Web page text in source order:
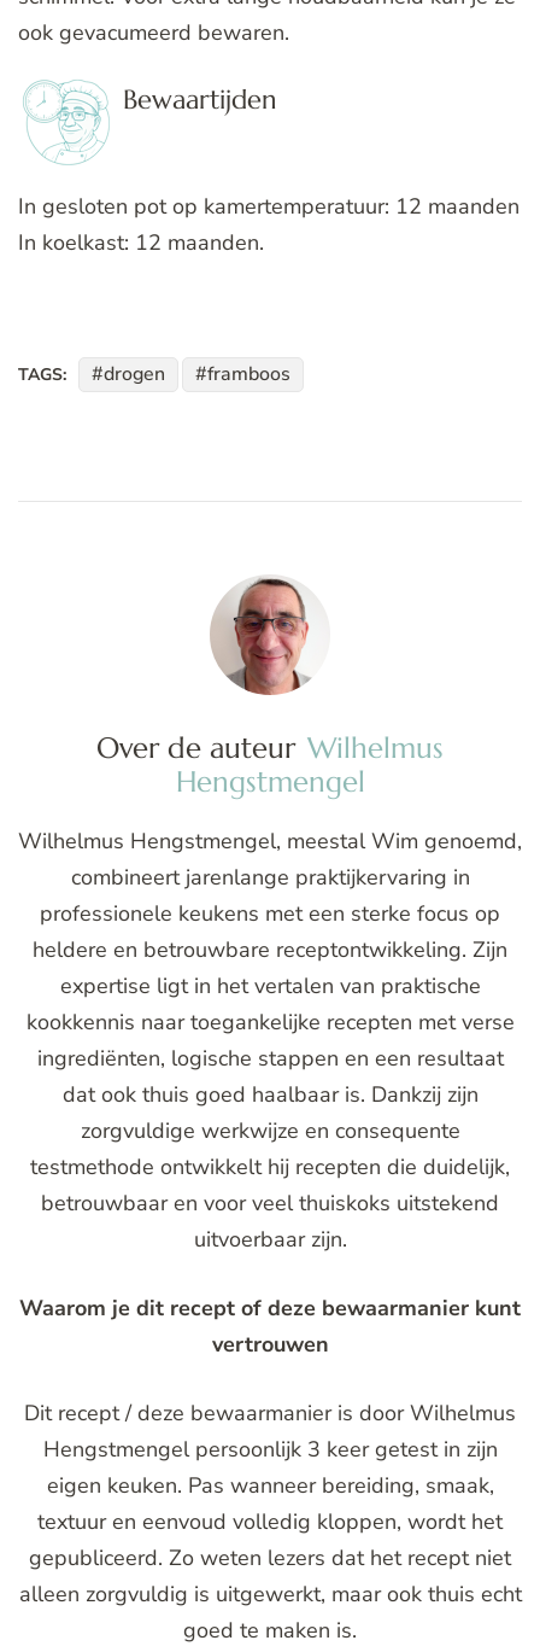
ook gevacumeerd bewaren.
Bewaartijden
In gesloten pot op kamertemperatuur: 12 maanden
In koelkast: 12 maanden.
TAGS: drogen framboos
Over de auteur Wilhelmus
Hengstmengel
Wilhelmus Hengstmengel, meestal Wim genoemd,
combineert jarenlange praktijkervaring in
professionele keukens met een sterke focus op
heldere en betrouwbare receptontwikkeling. Zijn
expertise ligt in het vertalen van praktische
kookkennis naar toegankelijke recepten met verse
ingrediënten, logische stappen en een resultaat
dat ook thuis goed haalbaar is. Dankzij zijn
zorgvuldige werkwijze en consequente
testmethode ontwikkelt hij recepten die duidelijk,
betrouwbaar en voor veel thuiskoks uitstekend
uitvoerbaar zijn.
Waarom je dit recept of deze bewaarmanier kunt
vertrouwen
Dit recept / deze bewaarmanier is door Wilhelmus
Hengstmengel persoonlijk 3 keer getest in zijn
eigen keuken. Pas wanneer bereiding, smaak,
textuur en eenvoud volledig kloppen, wordt het
gepubliceerd. Zo weten lezers dat het recept niet
alleen zorgvuldig is uitgewerkt, maar ook thuis echt
goed te maken is.